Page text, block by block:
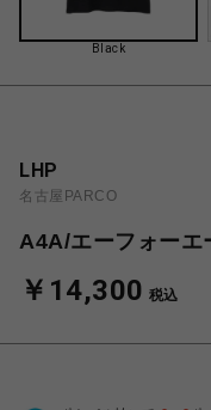
Black
LHP
名古屋PARCO
A4A/エーフォーエ
￥14,300 税込